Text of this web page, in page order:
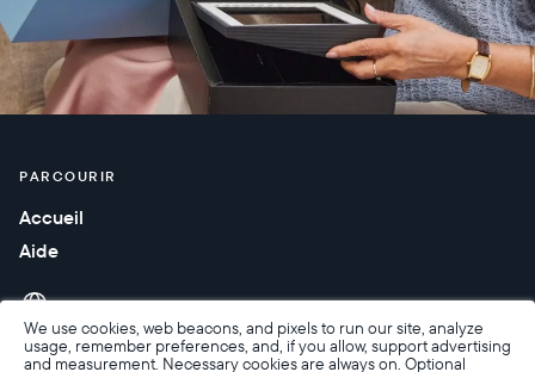
We use cookies, web beacons, and pixels to run our site, analyze
usage, remember preferences, and, if you allow, support advertising
and measurement. Necessary cookies are always on. Optional
PARCOURIR
Accueil
Aide